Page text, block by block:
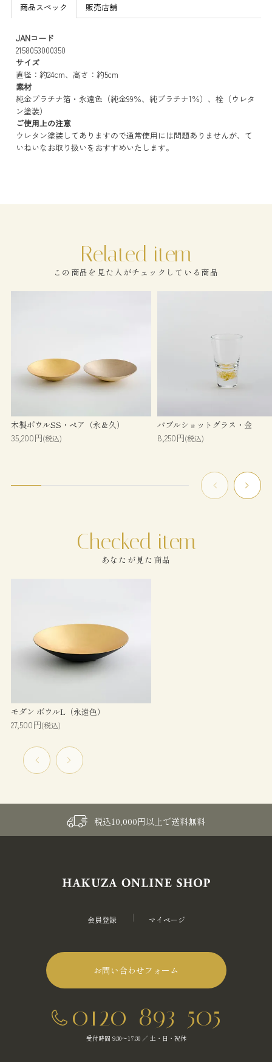
商品スペック 販売店舗
JANコード
2158053000350
サイズ
直径：約24cm、高さ：約5cm
素材
純金プラチナ箔・永遠色（純金99％、純プラチナ1％）、栓（ウレタ
ン塗装）
ご使用上の注意
ウレタン塗装してありますので通常使用には問題ありませんが、て
いねいなお取り扱いをおすすめいたします。
この商品を見た人がチェックしている商品
木製ボウルSS・ペア（永＆久）
35,200円(税込)
バブルショットグラス・金
8,250円(税込)
あなたが見た商品
モダン ボウルL（永遠色）
27,500円(税込)
税込10,000円以上で送料無料
会員登録 マイページ
お問い合わせフォーム
0120-893-505
受付時間 9:30～17:30 ／ 土・日・祝休